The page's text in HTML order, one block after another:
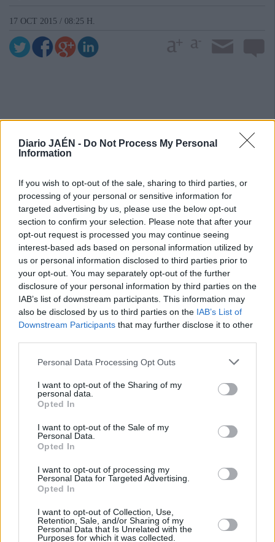
Diario JAÉN - Do Not Process My Personal
Information
If you wish to opt-out of the sale, sharing to third parties, or
processing of your personal or sensitive information for
targeted advertising by us, please use the below opt-out
section to confirm your selection. Please note that after your
opt-out request is processed you may continue seeing
interest-based ads based on personal information utilized by
us or personal information disclosed to third parties prior to
your opt-out. You may separately opt-out of the further
disclosure of your personal information by third parties on the
IAB’s list of downstream participants. This information may
also be disclosed by us to third parties on the IAB’s List of
Downstream Participants that may further disclose it to other
Personal Data Processing Opt Outs
I want to opt-out of the Sharing of my
personal data.
Opted In
I want to opt-out of the Sale of my
Personal Data.
Opted In
I want to opt-out of processing my
Personal Data for Targeted Advertising.
Opted In
I want to opt-out of Collection, Use,
Retention, Sale, and/or Sharing of my
Personal Data that Is Unrelated with the
Purposes for which it was collected.
17 OCT 2015 / 08:25 H.